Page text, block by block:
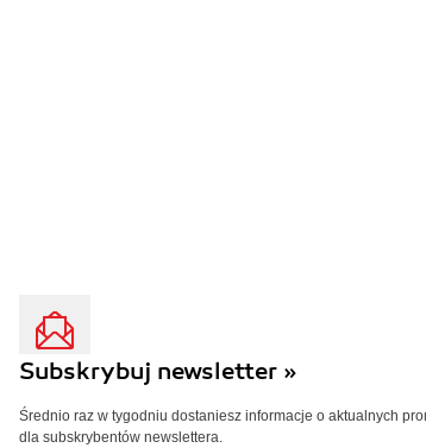
Subskrybuj newsletter »
Średnio raz w tygodniu dostaniesz informacje o aktualnych
dla subskrybentów newslettera.